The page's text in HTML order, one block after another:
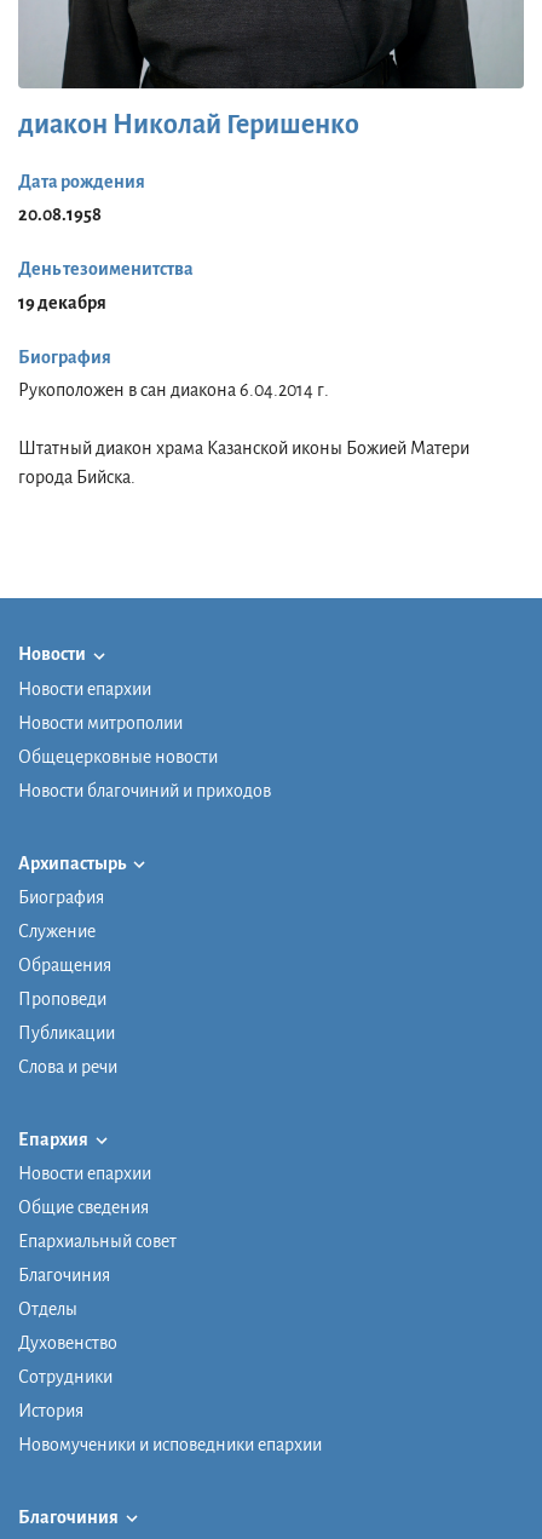
диакон Николай Геришенко
Дата рождения
20.08.1958
День тезоименитства
19 декабря
Биография
Рукоположен в сан диакона 6.04.2014 г.
Штатный диакон храма Казанской иконы Божией Матери
города Бийска.
Новости
Новости епархии
Новости митрополии
Общецерковные новости
Новости благочиний и приходов
Архипастырь
Биография
Служение
Обращения
Проповеди
Публикации
Слова и речи
Епархия
Новости епархии
Общие сведения
Епархиальный совет
Благочиния
Отделы
Духовенство
Сотрудники
История
Новомученики и исповедники епархии
Благочиния